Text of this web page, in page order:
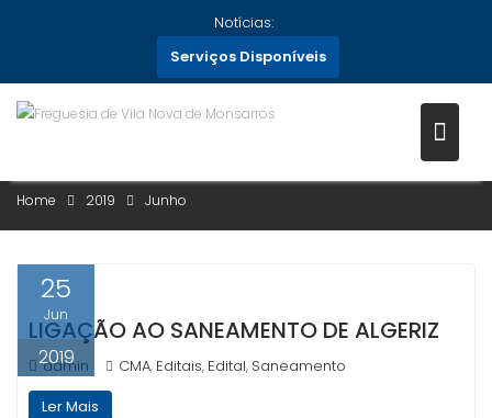
Notícias:
Serviços Disponíveis
Home 2019 Junho
25
Jun
2019
LIGAÇÃO AO SANEAMENTO DE ALGERIZ
admin CMA, Editais, Edital, Saneamento
Ler Mais